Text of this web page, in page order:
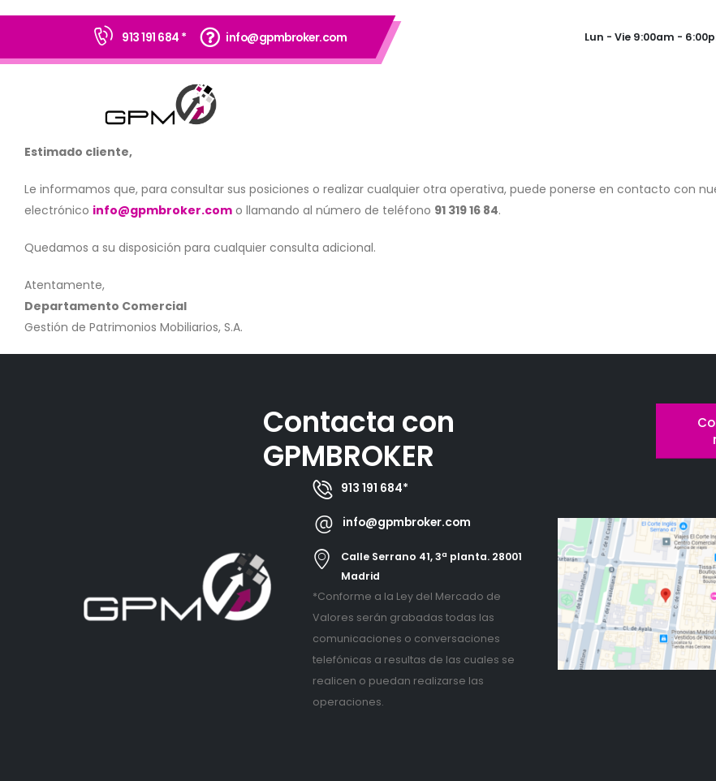
913 191 684 * info@gpmbroker.com Lun - Vie 9:00am -
Estimado cliente,
Le informamos que, para consultar sus posiciones o realizar cualquier otra operativa, puede ponerse en contacto con
electrónico info@gpmbroker.com o llamando al número de teléfono 91 319 16 84.
Quedamos a su disposición para cualquier consulta adicional.
Atentamente,
Departamento Comercial
Gestión de Patrimonios Mobiliarios, S.A.
Contacta con
GPMBROKER
913 191 684*
info@gpmbroker.com
Calle Serrano 41, 3ª planta. 28001
Madrid
*Conforme a la Ley del Mercado de
Valores serán grabadas todas las
comunicaciones o conversaciones
telefónicas a resultas de las cuales se
realicen o puedan realizarse las
operaciones.